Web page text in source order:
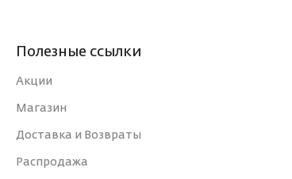
Полезные ссылки
Акции
Магазин
Доставка и Возвраты
Распродажа